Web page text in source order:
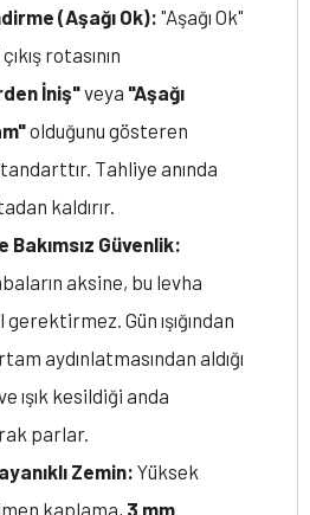
(Aşağı Ok): "Aşağı Ok"
rotasının
İniş"veya "Aşağı
olduğunu gösteren
Tahliye anında
kaldırır.
Güvenlik:
aksine, bu levha
Gün ışığından
aydınlatmasından aldığı
ışık kesildiği anda
parlar.
Zemin: Yüksek
kaplama, 3 mm